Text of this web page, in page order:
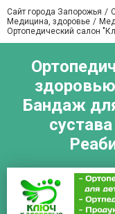
Сайт города Запорожья
Медицина, здоровье
Ортопедический салон
Бандаж